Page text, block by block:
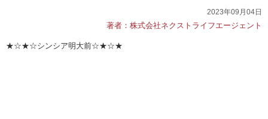
2023年09月04日
著者：株式会社ネクストライフエージェント
★☆★☆シンシア明大前☆★☆★